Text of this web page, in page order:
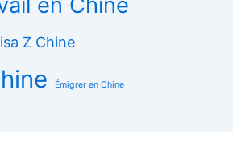
Z Chine
Émigrer en Chine